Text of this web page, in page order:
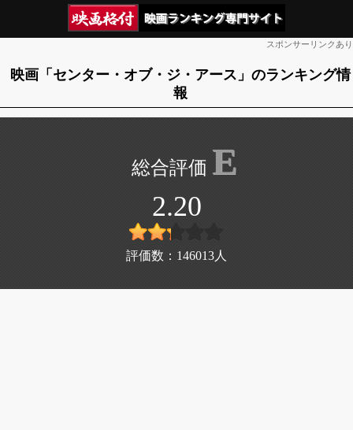
スポンサーリンクあり
映画「センター・オブ・ジ・アース」のランキング情
報
E
2.20
評価数： 146013 人